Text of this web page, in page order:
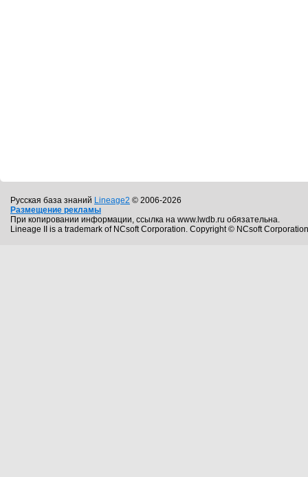
Русская база знаний Lineage2 © 2006-2026
Размещение рекламы
При копировании информации, ссылка на www.lwdb.ru обязательна.
Lineage II is a trademark of NCsoft Corporation. Copyright © NCsoft